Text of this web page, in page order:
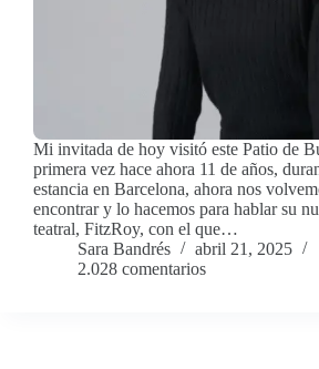
Mi invitada de hoy visitó este Patio de
primera vez hace ahora 11 de años,
estancia en Barcelona, ahora nos
encontrar y lo hacemos para hablar su
teatral, FitzRoy, con el que…
Sara Bandrés
abril 21, 2025
2.028 comentarios